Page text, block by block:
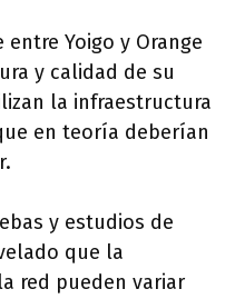
Yoigo y Orange
y calidad de su
la infraestructura
en teoría deberían
y estudios de
que la
red pueden variar